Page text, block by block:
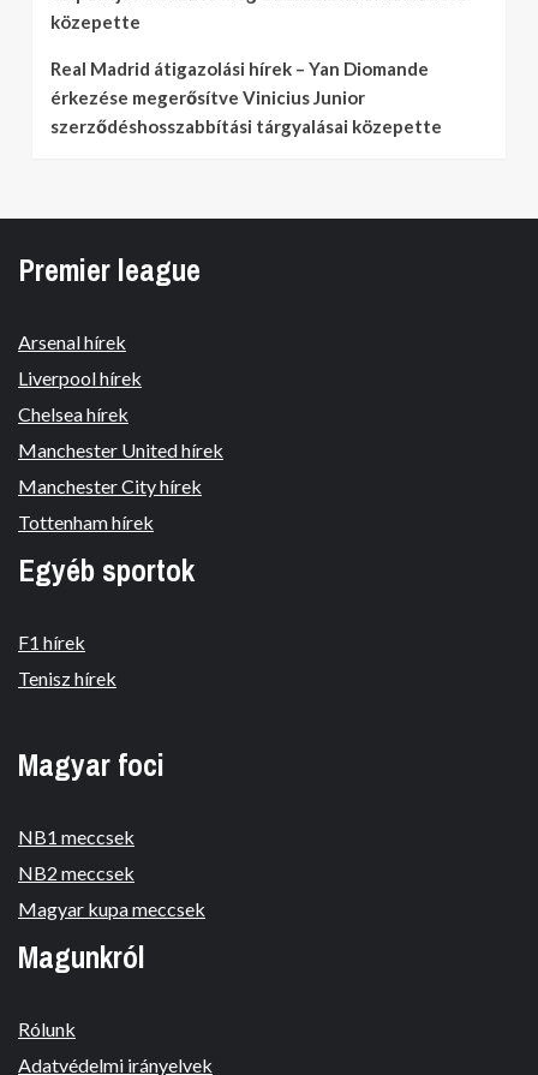
közepette
Real Madrid átigazolási hírek – Yan Diomande
érkezése megerősítve Vinicius Junior
szerződéshosszabbítási tárgyalásai közepette
Premier league
Arsenal hírek
Liverpool hírek
Chelsea hírek
Manchester United hírek
Manchester City hírek
Tottenham hírek
Egyéb sportok
F1 hírek
Tenisz hírek
Magyar foci
NB1 meccsek
NB2 meccsek
Magyar kupa meccsek
Magunkról
Rólunk
Adatvédelmi irányelvek